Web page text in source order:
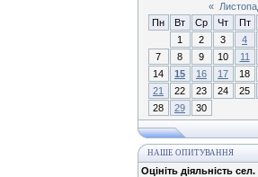
«
Пн
Вт Ср Чт Пт
1
2 3 4
7
8 9 10 11
14
15 16 17 18
21
22 23 24 25
28
29 30
НАШЕ ОПИТУВАННЯ
Оцініть діяльність